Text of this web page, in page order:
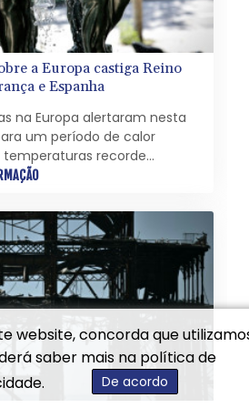
website, concorda que
saber mais na política de
De acordo
a Europa castiga Reino
e Espanha
na Europa alertaram nesta
um período de calor
recorde
"domo de calor" que deixa
o continente.